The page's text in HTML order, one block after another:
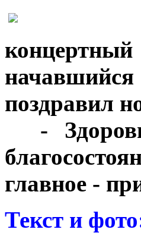
поздравил
-
главное -
Текст и